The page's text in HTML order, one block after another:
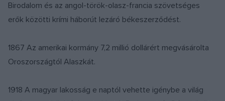
Birodalom és az angol-török-olasz-francia szövetséges
erők közötti krími háborút lezáró békeszerződést.
1867 Az amerikai kormány 7,2 millió dollárért megvásárolta
Oroszországtól Alaszkát.
1918 A magyar lakosság e naptól vehette igénybe a világ